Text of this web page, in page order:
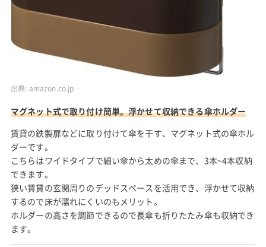
出典: amazon.co.jp
マグネット式で取り付け簡単。浮かせて収納できる傘ホルダー
賃貸の鉄製扉などに取り付けて傘を干す、マグネット式の傘ホル
ダーです。
こちらはワイドタイプで細い傘から太めの傘まで、3本~4本収納
できます。
狭い賃貸の玄関周りのデッドスペースを活用でき、浮かせて収納
するので床が濡れにくいのもメリット。
ホルダーの高さを調節できるので長傘も折りたたみ傘も収納でき
ます。